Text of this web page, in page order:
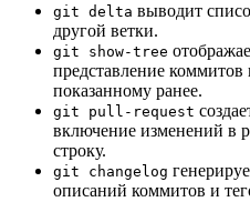
git delta выводит
другой ветки.
git show-tree
представление коммитов
показанному ранее.
git pull-request
включение изменений в
строку.
git changelog
описаний коммитов и